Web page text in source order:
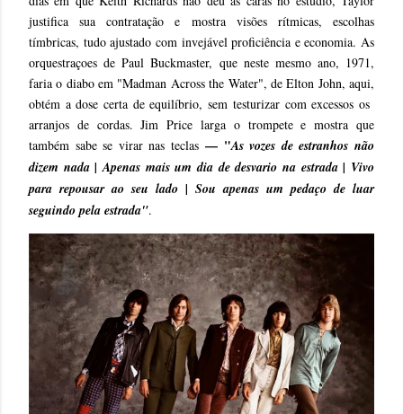
justifica sua contratação e mostra visões rítmicas, escolhas
tímbricas, tudo ajustado com invejável proficiência e economia. As
orquestraçoes de Paul Buckmaster, que neste mesmo ano, 1971,
faria o diabo em "Madman Across the Water", de Elton John, aqui,
obtém a dose certa de equilíbrio, sem testurizar com excessos os
arranjos de cordas. Jim Price larga o trompete e mostra que
também sabe se virar nas teclas— "As vozes de estranhos não
dizem nada | Apenas mais um dia de desvario na estrada | Vivo
para repousar ao seu lado | Sou apenas um pedaço de luar
seguindo pela estrada".